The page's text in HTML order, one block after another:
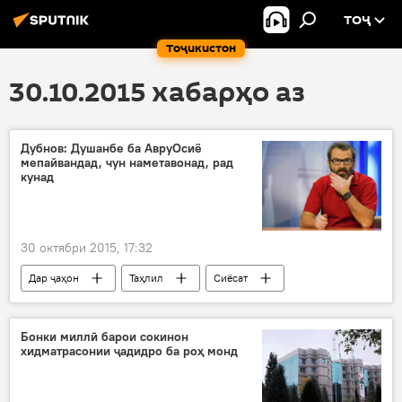
Тоҷикистон
ТОҶ
30.10.2015 хабарҳо аз
Дубнов: Душанбе ба АвруОсиё
мепайвандад, чун наметавонад, рад
кунад
30 октябри 2015, 17:32
Дар ҷаҳон Таҳлил
Сиёсат
Иҷтимоъ
Ҳамаи хабарҳо
Амният ва мудофиа
Аркадий Дубнов
Толибон
Дубнов
Бонки миллӣ барои сокинон
хидматрасонии ҷадидро ба роҳ монд